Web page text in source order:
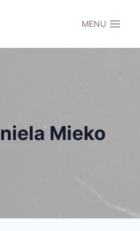
MENU
Mieko